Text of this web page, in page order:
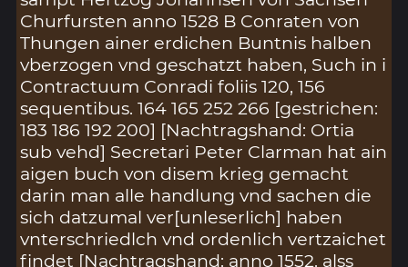
Churfursten anno 1528 B Conraten von
Thungen ainer erdichen Buntnis halben
vberzogen vnd geschatzt haben, Such in i
Contractuum Conradi foliis 120, 156
sequentibus. 164 165 252 266 [gestrichen:
183 186 192 200] [Nachtragshand: Ortia
sub vehd] Secretari Peter Clarman hat ain
aigen buch von disem krieg gemacht
darin man alle handlung vnd sachen die
sich datzumal ver[unleserlich] haben
vnterschriedlch vnd ordenlich vertzaichet
findet [Nachtragshand: anno 1552. alss